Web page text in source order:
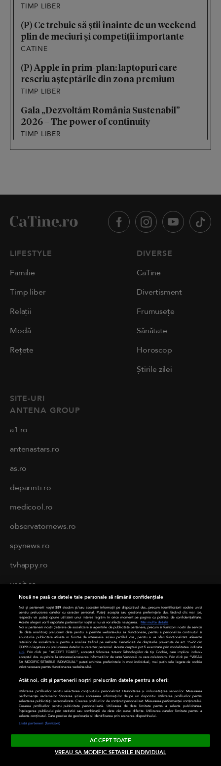
TIMP LIBER
(P) Ce trebuie să știi înainte de un weekend
plin de meciuri și competiții importante
CATINE
(P) Apple în prim-plan: laptopuri care
rescriu așteptările din zona premium
TIMP LIBER
Gala „Dezvoltăm România Sustenabil”
2026 – The power of continuity
TIMP LIBER
LIFESTYLE
Familie
Timp liber
Relații
Modă
Rețete
DIVERSE
CaTine
Divertisment
Frumusețe
Sănătate
Horoscop
Știrile zilei
SITE-URI
ANTENA GROUP
a1.ro
antenastars.ro
as.ro
deparinti.ro
medicool.ro
observatornews.ro
spynews.ro
tvhappy.ro
useit.ro
chefi.ro
zutv.ro
Trends AntenaPLAY
AntenaPLAY
PRIVACY
Cod deontologic
Politica de cookies
Nouă ne pasă ca datele tale personale să rămână confidențiale
Noi și partenerii noștri589 stocăm și/sau accesăm informații pe dispozitivul dvs., precum identificatorii cookie unici
pentru prelucrarea datelor cu caracter personal. Puteți accepta sau gestiona preferințele dvs. făcând clic mai jos,
respectiv vă puteți opune utilizării unui interes legitim în orice moment pe pagina cu politica de confidențialitate.
Aceste alegeri vor fi raportate partenerilor noștri și nu vă vor afecta navigarea. Mai multe detalii
Noi si partenerii nostri (retelele de socializare si agentiile de publicitate partenere, precum si furnizorii nostri de servicii
de date analitice) prelucram date pentru a permite website-ului sa functioneze, pentru a personaliza continutul si
anunturile publicitare afisate in functie de interesele si/sau profilul dvs., pentru a va oferi functionalitati aferente
retelelor de socializare si pentru a analiza traficul pe website. Beneficiati de drepturile prevazute de art. 15-22 din
GDPR in legatura cu prelucrarea datelor cu caracter personal. Aceste drepturi pot fi exercitate prin modalitatea indicata
aici. Prin click pe “ACCEPT TOATE”, acceptati folosirea tuturor Tehnologiilor de tip Cookie, care implica inclusiv
acceptul dvs. cu privire la stocarea/accesarea informatiilor de catre Vendor-ii cu care colaboram. Prin click pe “VREAU
SA MODIFIC SETARILE INDIVIDUAL” puteti schimba preferintele in mod individual, mai putin cele legate de cookie
strict necesare pentru functionarea website-ului.
Atât noi, cât și partenerii noștri prelucrăm datele pentru a oferi:
Utilizarea profilurilor pentru selectarea conținutului personalizat. Dezvoltarea și îmbunătățirea serviciilor. Măsurarea
performanței reclamelor. Stocarea și/sau accesarea informațiilor de pe un dispozitiv. Utilizarea profilurilor pentru
selectarea publicității personalizate. Crearea profilurilor de conținut personalizat. Măsurarea performanței conținutului.
Crearea profilurilor pentru publicitate personalizată. Utilizarea de date limitate pentru a selecta publicitatea.
Înțelegerea publicului prin statistici sau combinații de date din surse diferite. Utilizarea datelor limitate pentru a
selecta conținutul. Date precise de geolocație și identificarea prin scanarea dispozitivului.
Listă parteneri (furnizori)
ACCEPT TOATE
VREAU SA MODIFIC SETARILE INDIVIDUAL